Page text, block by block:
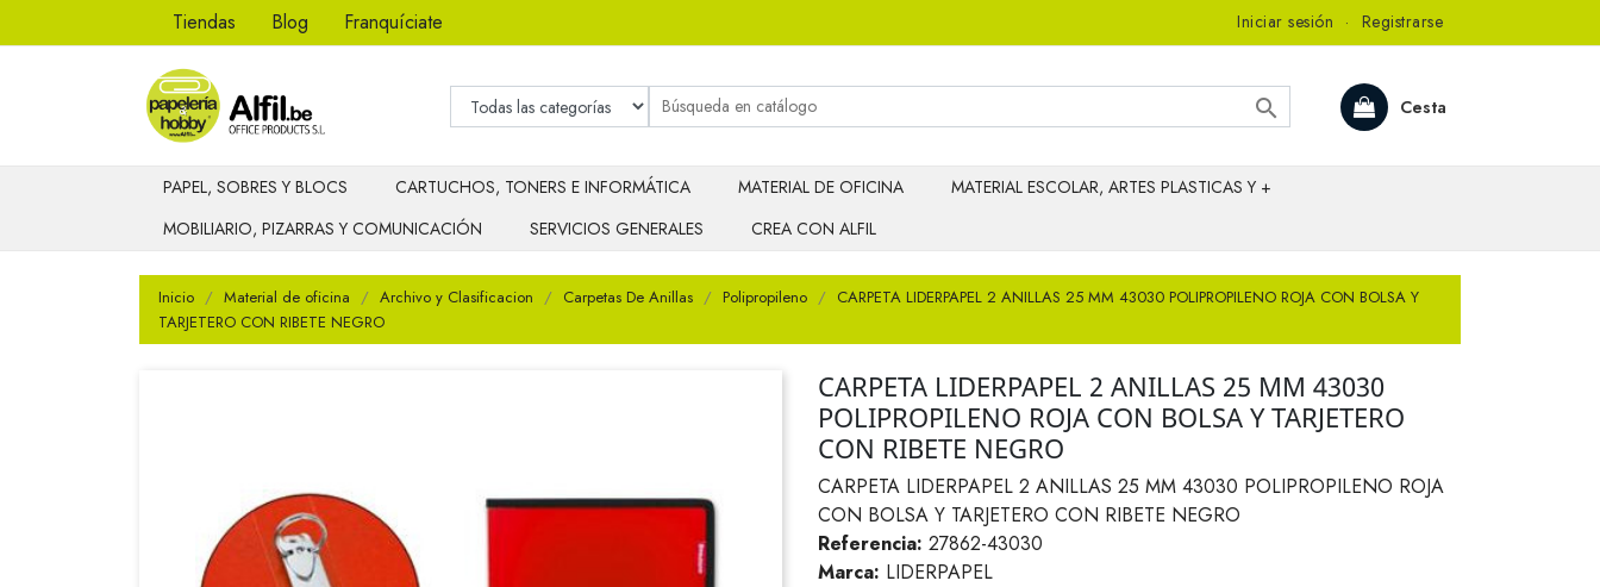
Tiendas Blog Franquíciate Iniciar sesión · Registrarse
Cesta

PAPEL, SOBRES Y BLOCS CARTUCHOS, TONERS E INFORMÁTICA MATERIAL DE OFICINA
MATERIAL ESCOLAR, ARTES PLASTICAS Y +
MOBILIARIO, PIZARRAS Y COMUNICACIÓN
SERVICIOS GENERALES CREA CON ALFIL
Inicio Material de oficina Archivo y Clasificacion Carpetas De Anillas Polipropileno
CARPETA LIDERPAPEL 2 ANILLAS 25 MM 43030 POLIPROPILENO ROJA CON BOLSA Y
TARJETERO CON RIBETE NEGRO
CARPETA LIDERPAPEL 2 ANILLAS 25 MM 43030
POLIPROPILENO ROJA CON BOLSA Y TARJETERO
CON RIBETE NEGRO
CARPETA LIDERPAPEL 2 ANILLAS 25 MM 43030 POLIPROPILENO ROJA
CON BOLSA Y TARJETERO CON RIBETE NEGRO
Referencia: 27862-43030
Marca: LIDERPAPEL